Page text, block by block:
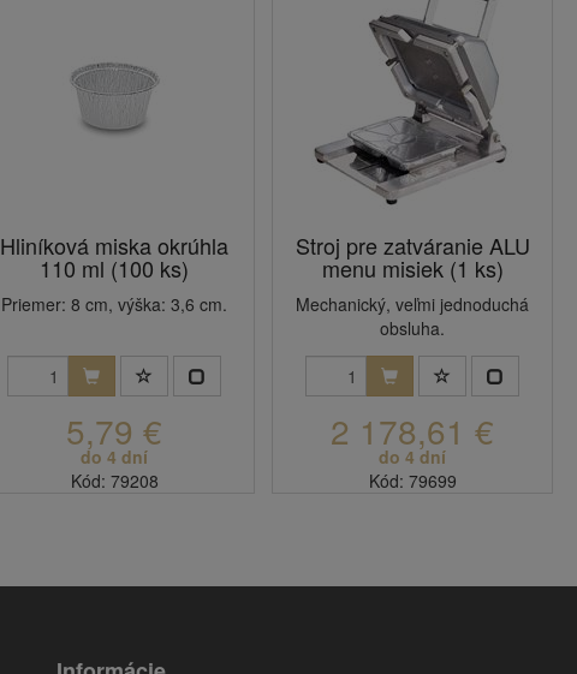
Hliníková miska okrúhla
110 ml (100 ks)
Priemer: 8 cm, výška: 3,6 cm.
5,79 €
do 4 dní
Kód: 79208
Stroj pre zatváranie ALU
menu misiek (1 ks)
Mechanický, veľmi jednoduchá
obsluha.
2 178,61 €
do 4 dní
Kód: 79699